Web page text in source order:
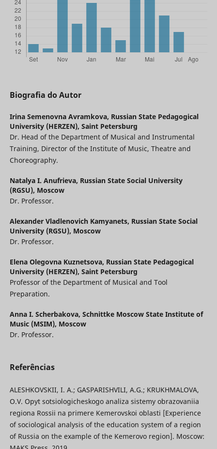
Biografia do Autor
Irina Semenovna Avramkova, Russian State Pedagogical
University (HERZEN), Saint Petersburg
Dr. Head of the Department of Musical and Instrumental
Training, Director of the Institute of Music, Theatre and
Choreography.
Natalya I. Anufrieva, Russian State Social University
(RGSU), Moscow
Dr. Professor.
Alexander Vladlenovich Kamyanets, Russian State Social
University (RGSU), Moscow
Dr. Professor.
Elena Olegovna Kuznetsova, Russian State Pedagogical
University (HERZEN), Saint Petersburg
Professor of the Department of Musical and Tool
Preparation.
Anna I. Scherbakova, Schnittke Moscow State Institute of
Music (MSIM), Moscow
Dr. Professor.
Referências
ALESHKOVSKII, I. A.; GASPARISHVILI, A.G.; KRUKHMALOVA,
O.V. Opyt sotsiologicheskogo analiza sistemy obrazovaniia
regiona Rossii na primere Kemerovskoi oblasti [Experience
of sociological analysis of the education system of a region
of Russia on the example of the Kemerovo region]. Moscow: